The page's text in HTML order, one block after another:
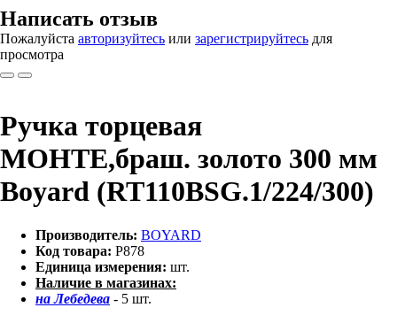
Написать отзыв
Пожалуйста авторизуйтесь или зарегистрируйтесь для
просмотра
Ручка торцевая
МОНТЕ,браш. золото 300 мм
Boyard (RT110BSG.1/224/300)
Производитель: BOYARD
Код товара: Р878
Единица измерения: шт.
Наличие в магазинах:
на Лебедева - 5 шт.